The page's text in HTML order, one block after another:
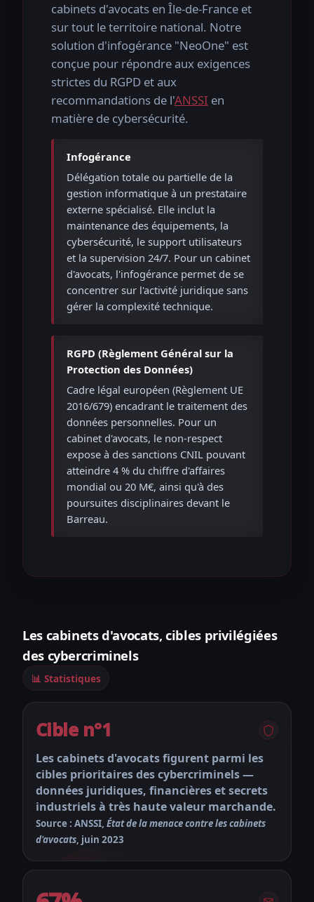
cabinets d'avocats en Île-de-France et
sur tout le territoire national. Notre
solution d'infogérance "NeoOne" est
conçue pour répondre aux exigences
strictes du RGPD et aux
recommandations de l'ANSSI en
matière de cybersécurité.
Infogérance
Délégation totale ou partielle de la
gestion informatique à un prestataire
externe spécialisé. Elle inclut la
maintenance des équipements, la
cybersécurité, le support utilisateurs
et la supervision 24/7. Pour un cabinet
d'avocats, l'infogérance permet de se
concentrer sur l'activité juridique sans
gérer la complexité technique.
RGPD (Règlement Général sur la
Protection des Données)
Cadre légal européen (Règlement UE
2016/679) encadrant le traitement des
données personnelles. Pour un
cabinet d'avocats, le non-respect
expose à des sanctions CNIL pouvant
atteindre 4 % du chiffre d'affaires
mondial ou 20 M€, ainsi qu'à des
poursuites disciplinaires devant le
Barreau.
Les cabinets d'avocats, cibles privilégiées
des cybercriminels
📊 Statistiques
Cible n°1
Les cabinets d'avocats figurent parmi les
cibles prioritaires des cybercriminels —
données juridiques, financières et secrets
industriels à très haute valeur marchande.
Source : ANSSI, État de la menace contre les cabinets
d'avocats, juin 2023